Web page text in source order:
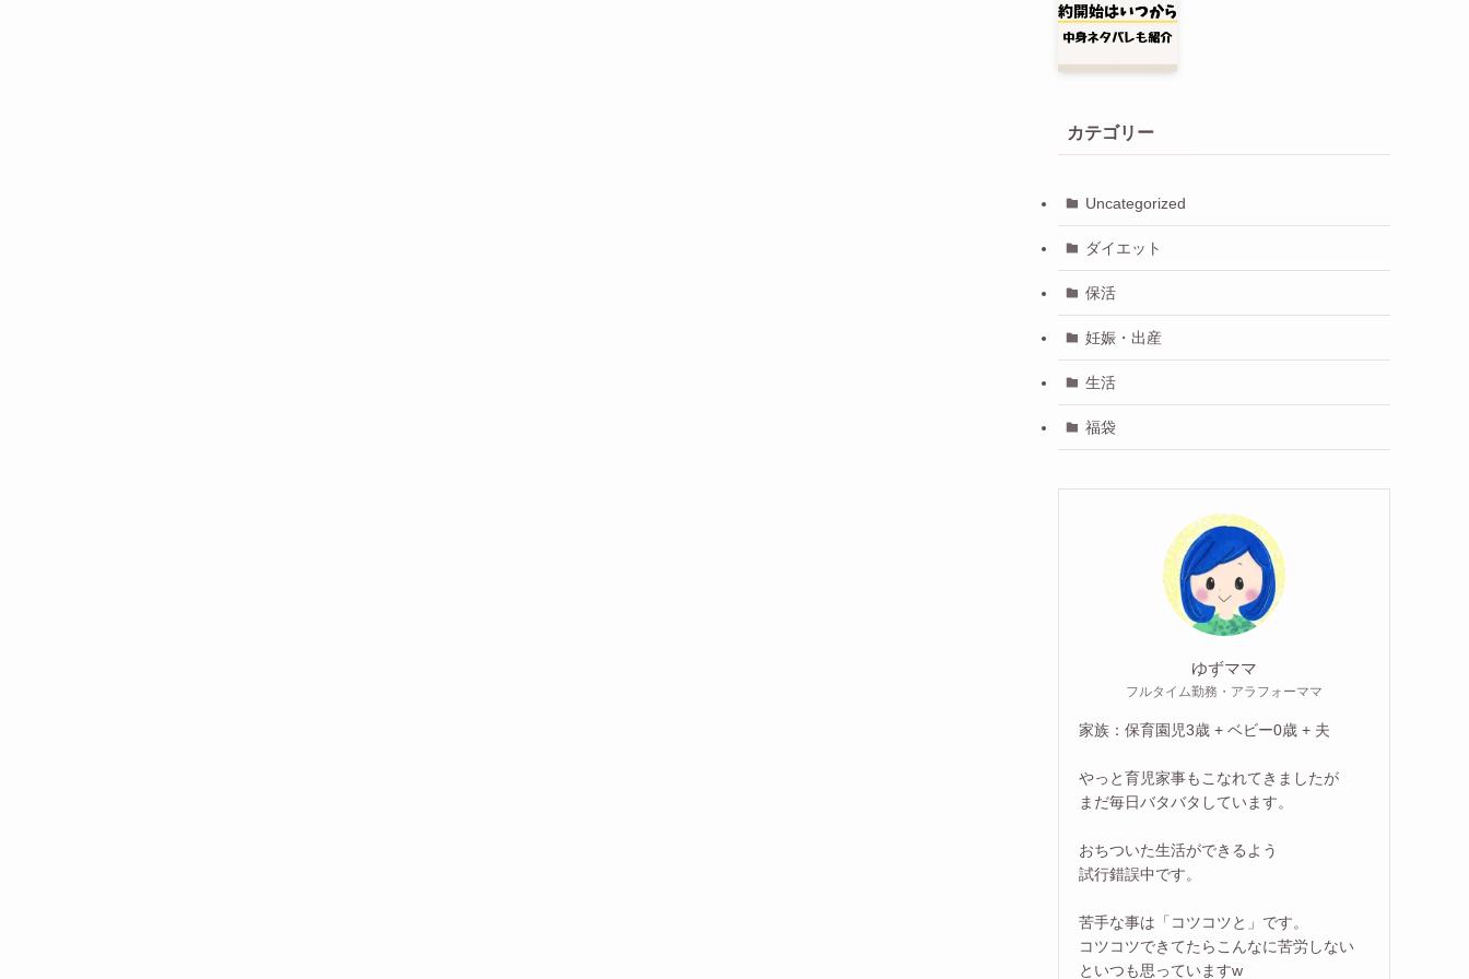
カテゴリー
Uncategorized
ダイエット
保活
妊娠・出産
生活
福袋
ゆずママ
フルタイム勤務・アラフォーママ
家族：保育園児3歳 + ベビー0歳 + 夫
やっと育児家事もこなれてきましたが
まだ毎日バタバタしています。
おちついた生活ができるよう
試行錯誤中です。
苦手な事は「コツコツと」です。
コツコツできてたらこんなに苦労しない
といつも思っていますw